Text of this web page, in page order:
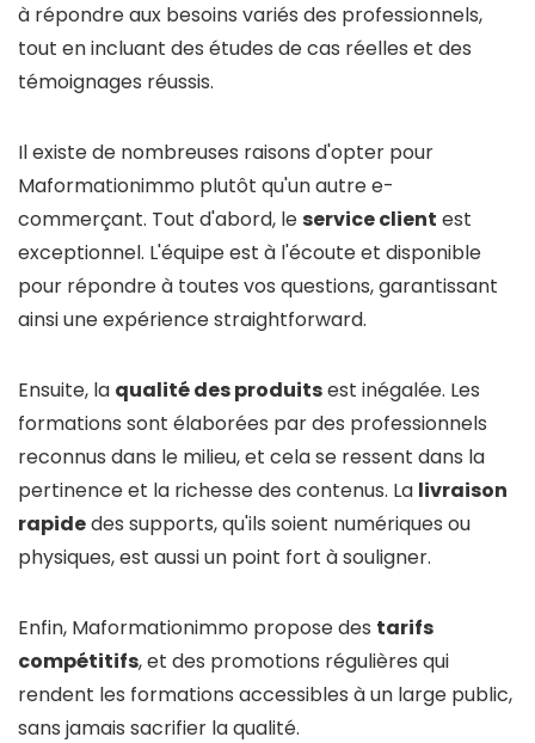
à répondre aux besoins variés des professionnels,
tout en incluant des études de cas réelles et des
témoignages réussis.
Il existe de nombreuses raisons d'opter pour
Maformationimmo plutôt qu'un autre e-
commerçant. Tout d'abord, leservice client est
exceptionnel. L'équipe est à l'écoute et disponible
pour répondre à toutes vos questions, garantissant
ainsi une expérience straightforward.
Ensuite, la qualité des produitsest inégalée. Les
formations sont élaborées par des professionnels
reconnus dans le milieu, et cela se ressent dans la
pertinence et la richesse des contenus. La livraison
rapidedes supports, qu'ils soient numériques ou
physiques, est aussi un point fort à souligner.
Enfin, Maformationimmo propose des tarifs
compétitifs, et des promotions régulières qui
rendent les formations accessibles à un large public,
sans jamais sacrifier la qualité.